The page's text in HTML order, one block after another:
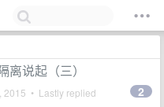
说起（三）
2015 • Lastly replied
2